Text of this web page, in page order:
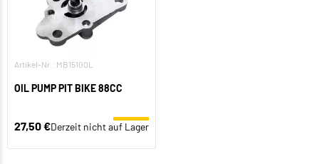
Artikel-Nr.: MB15100L
OIL PUMP PIT BIKE 88CC
27,50 €Derzeit nicht auf Lager